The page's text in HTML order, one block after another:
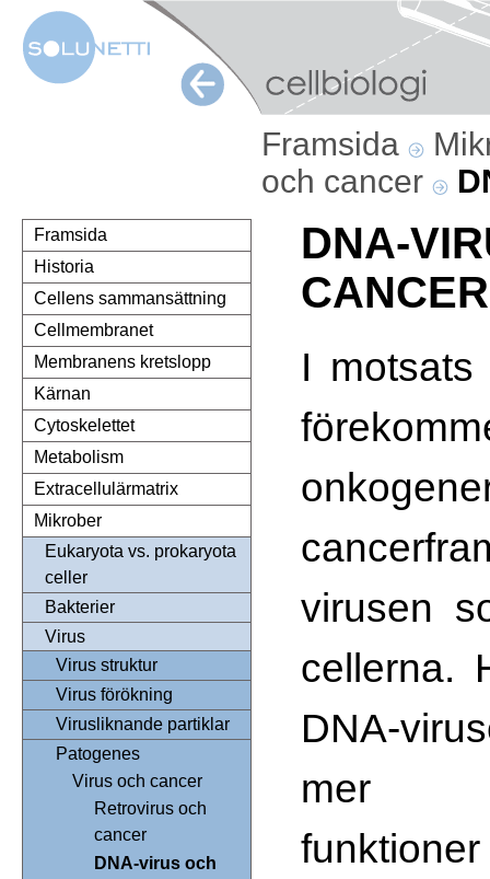
Framsida
och cancer
Framsida
Historia
Cellens sammansättning
Cellmembranet
Membranens kretslopp
Kärnan
Cytoskelettet
Metabolism
Extracellulärmatrix
Mikrober
Eukaryota vs. prokaryota
celler
Bakterier
Virus
Virus struktur
Virus förökning
Virusliknande partiklar
Patogenes
Virus och cancer
Retrovirus och
cancer
DNA-virus och
DNA-
CANCER
I
virusen
cellerna.
DNA-
mer